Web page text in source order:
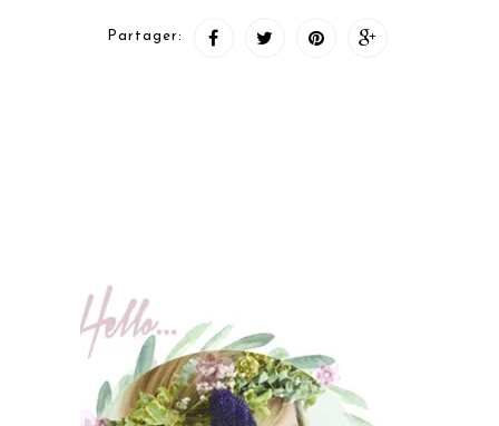
Partager: